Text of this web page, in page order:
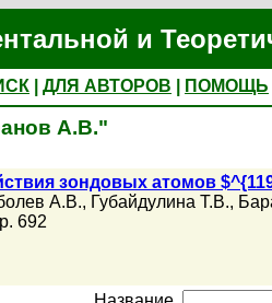
и
ДЛЯ АВТОРОВ
ПОМОЩЬ
А.В."
зондовых атомов
А.В., Губайдулина Т.В.,
692